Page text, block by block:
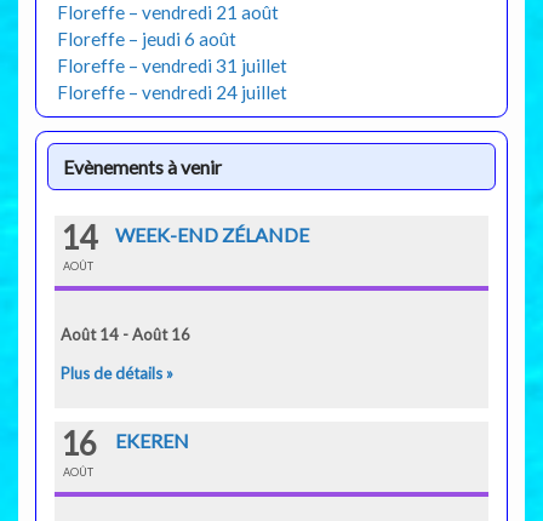
Floreffe – vendredi 21 août
Floreffe – jeudi 6 août
Floreffe – vendredi 31 juillet
Floreffe – vendredi 24 juillet
Evènements à venir
14
AOÛT
WEEK-END ZÉLANDE
Août 14 - Août 16
Plus de détails »
16
AOÛT
EKEREN